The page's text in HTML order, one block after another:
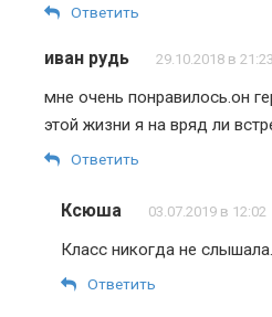
Ответить
иван рудь 29.10.2018 в 21:23
мне очень понравилось.он
этой жизни я на вряд ли
Ответить
Ксюша 03.07.2019 в 12:02
Класс никогда не слышала.
Ответить